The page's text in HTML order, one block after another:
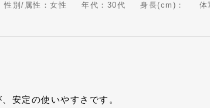
性別/属性：女性 年代：30代 身長(cm)：
体
安定の使いやすさです。